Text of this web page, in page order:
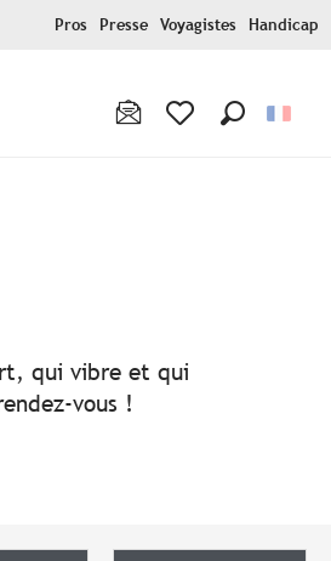
Pros Presse Voyagistes Handicap
qui vibre et qui
vous !